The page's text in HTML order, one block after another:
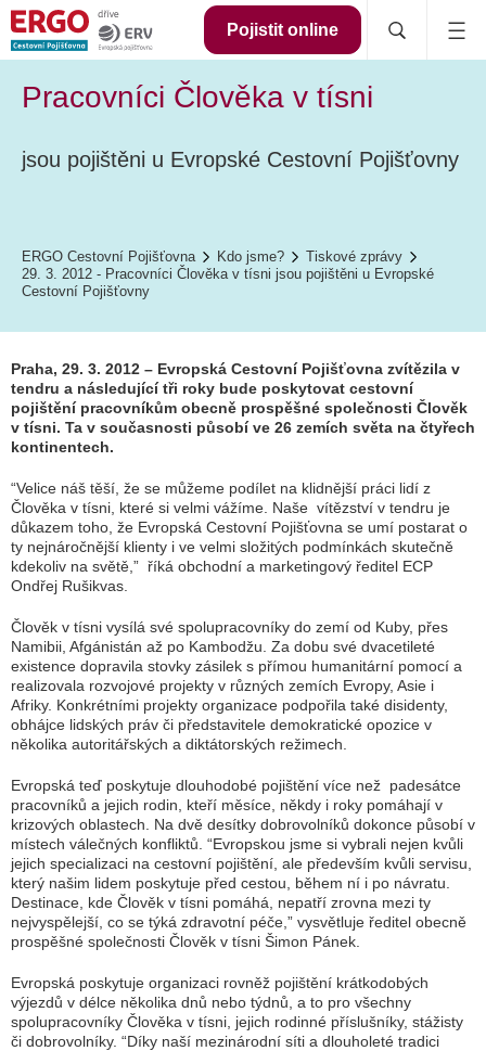
Pojistit online
Pracovníci Člověka v tísni
jsou pojištěni u Evropské Cestovní Pojišťovny
ERGO Cestovní Pojišťovna Kdo jsme?
Tiskové zprávy
29. 3. 2012 - Pracovníci Člověka v tísni jsou pojištěni u Evropské
Cestovní Pojišťovny
Praha, 29. 3. 2012 – Evropská Cestovní Pojišťovna zvítězila v
tendru a následující tři roky bude poskytovat cestovní
pojištěnípracovníkům obecně prospěšné společnosti Člověk
v tísni. Ta v současnosti působí ve 26 zemích světa na čtyřech
kontinentech.
“Velice náš těší, že se můžeme podílet na klidnější práci lidí z
Člověka v tísni, které si velmi vážíme. Naše vítězství v tendru je
důkazem toho, že Evropská Cestovní Pojišťovna se umí postarat o
ty nejnáročnější klienty i ve velmi složitých podmínkách skutečně
kdekoliv na světě, ” říká obchodní a marketingový ředitel ECP
Ondřej Rušikvas.
Člověk v tísni vysílá své spolupracovníky do zemí od Kuby, přes
Namibii, Afgánistán až po Kambodžu. Za dobu své dvacetileté
existence dopravila stovky zásilek s přímou humanitární pomocí a
realizovala rozvojové projekty v různých zemích Evropy, Asie i
Afriky. Konkrétními projekty organizace podpořila také disidenty,
obhájce lidských práv či představitele demokratické opozice v
několika autoritářských a diktátorských režimech.
Evropská teď poskytuje dlouhodobé pojištění více než padesátce
pracovníků a jejich rodin, kteří měsíce, někdy i roky pomáhají v
krizových oblastech. Na dvě desítky dobrovolníků dokonce působí v
místech válečných konfliktů. “Evropskou jsme si vybrali nejen kvůli
jejich specializaci na cestovní pojištění, ale především kvůli servisu,
který našim lidem poskytuje před cestou, během ní i po návratu.
Destinace, kde Člověk v tísni pomáhá, nepatří zrovna mezi ty
nejvyspělejší, co se týká zdravotní péče, ” vysvětluje ředitel obecně
prospěšné společnosti Člověk v tísni Šimon Pánek.
Evropská poskytuje organizaci rovněž pojištění krátkodobých
výjezdů v délce několika dnů nebo týdnů, a to pro všechny
spolupracovníky Člověka v tísni, jejich rodinné příslušníky, stážisty
či dobrovolníky. “Díky naší mezinárodní síti a dlouholeté tradici